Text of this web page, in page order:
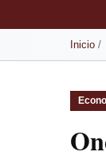
Inicio